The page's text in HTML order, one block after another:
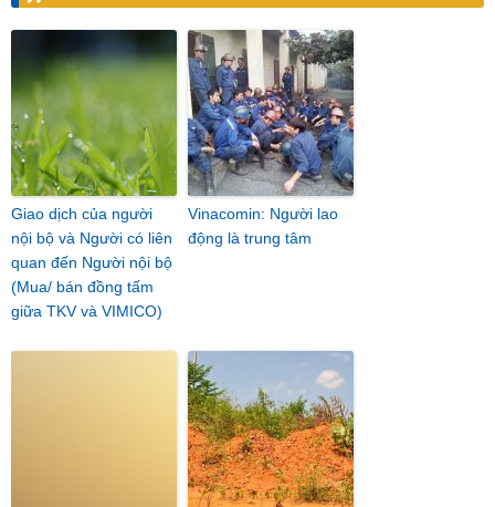
Giao dịch của người
nội bộ và Người có liên
quan đến Người nội bộ
(Mua/ bán đồng tấm
giữa TKV và VIMICO)
Vinacomin: Người lao
động là trung tâm